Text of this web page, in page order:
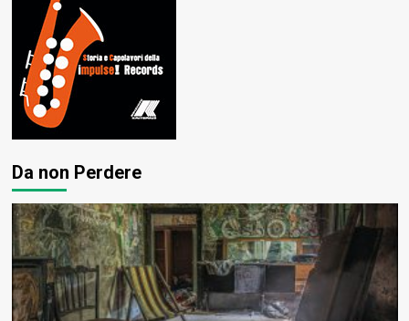
Da non Perdere